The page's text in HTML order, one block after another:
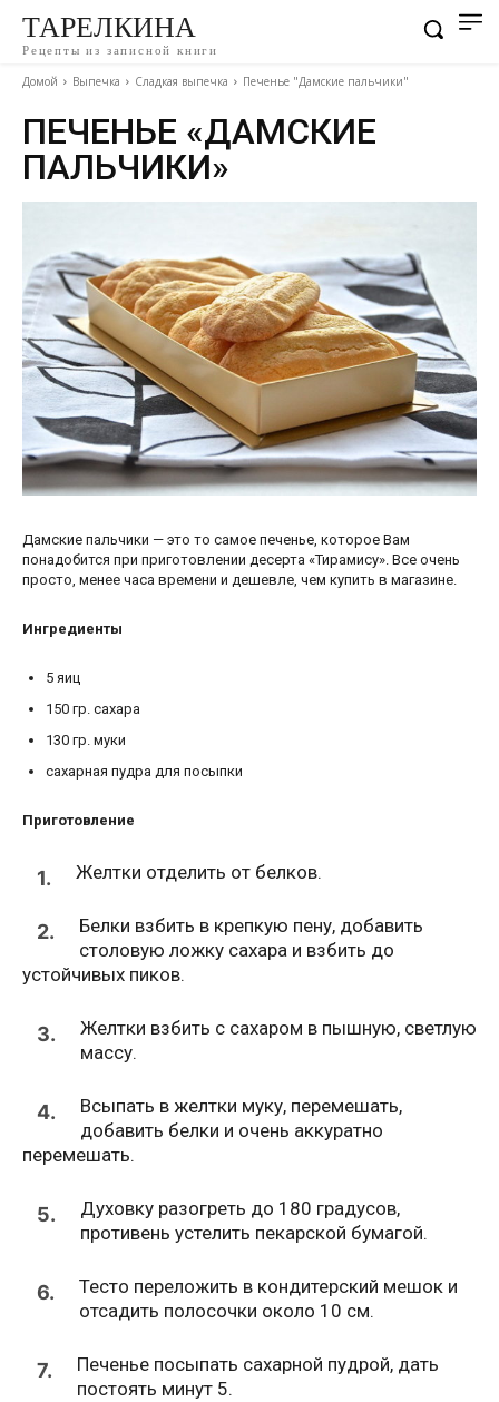
ТАРЕЛКИНА
Рецепты из записной книги
Домой Выпечка Сладкая выпечка Печенье "Дамские пальчики"
ПЕЧЕНЬЕ «ДАМСКИЕ
ПАЛЬЧИКИ»
Дамские пальчики — это то самое печенье, которое Вам
понадобится при приготовлении десерта «Тирамису». Все очень
просто, менее часа времени и дешевле, чем купить в магазине.
Ингредиенты
5 яиц
150 гр. сахара
130 гр. муки
сахарная пудра для посыпки
Приготовление
1. Желтки отделить от белков.
2.
Белки взбить в крепкую пену, добавить
столовую ложку сахара и взбить до
устойчивых пиков.
3.
Желтки взбить с сахаром в пышную, светлую
массу.
4.
Всыпать в желтки муку, перемешать,
добавить белки и очень аккуратно
перемешать.
5.
Духовку разогреть до 180 градусов,
противень устелить пекарской бумагой.
6.
Тесто переложить в кондитерский мешок и
отсадить полосочки около 10 см.
7.
Печенье посыпать сахарной пудрой, дать
постоять минут 5.